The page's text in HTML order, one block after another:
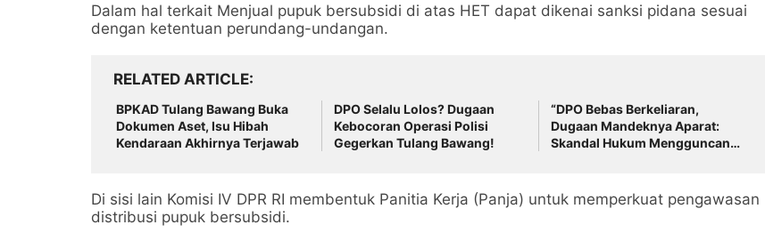
Dalam hal terkait Menjual pupuk bersubsidi di atas HET dapat dikenai sanksi pidana sesuai
dengan ketentuan perundang-undangan.
RELATED ARTICLE
BPKAD Tulang Bawang Buka
Dokumen Aset, Isu Hibah
Kendaraan Akhirnya Terjawab
DPO Selalu Lolos? Dugaan
Kebocoran Operasi Polisi
Gegerkan Tulang Bawang!
“DPO Bebas Berkeliaran,
Dugaan Mandeknya Aparat:
Skandal Hukum Mengguncang
Di sisi lain Komisi IV DPR RI membentuk Panitia Kerja (Panja) untuk memperkuat pengawasan
distribusi pupuk bersubsidi.